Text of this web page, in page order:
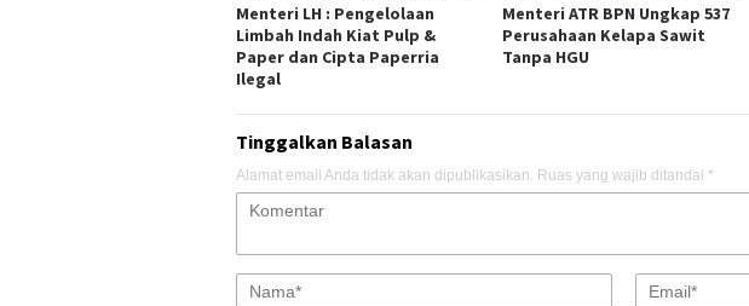
Menteri LH : Pengelolaan
Limbah Indah Kiat Pulp &
Paper dan Cipta Paperria
Ilegal
Menteri ATR BPN Ungkap 537
Perusahaan Kelapa Sawit
Tanpa HGU
Tinggalkan Balasan
Alamat email Anda tidak akan dipublikasikan. Ruas yang wajib ditandai *